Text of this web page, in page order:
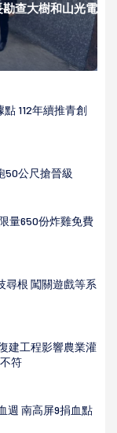
查大樹和山光電
112年續推青創
50公尺搶晉級
量650份炸雞免費
尋根 闖關遊戲等系
建工程影響農業灌
符
週 南高屏9捐血點